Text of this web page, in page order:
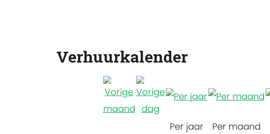
Verhuurkalender
Per jaar Per maand